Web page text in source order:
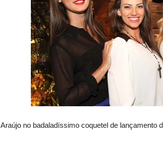
no badaladíssimo coquetel de